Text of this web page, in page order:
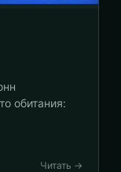
обитания:
Читать →